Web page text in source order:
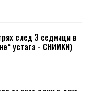
след 3 седмици в
устата - СНИМКИ)